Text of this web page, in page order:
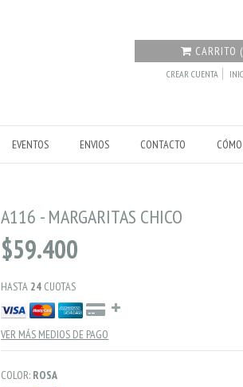
CARRITO (
CREAR CUENTA
EVENTOS ENVIOS CONTACTO
A116 - MARGARITAS CHICO
$59.400
HASTA 24 CUOTAS
VER MÁS MEDIOS DE PAGO
COLOR: ROSA